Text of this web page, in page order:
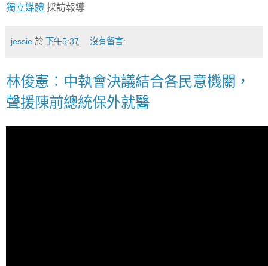
獨立媒體 採訪報導
jessie 於 下午5:37 沒有留言:
林俊憲：中執會決議結合各民意機關，
聲援陳前總統保外就醫